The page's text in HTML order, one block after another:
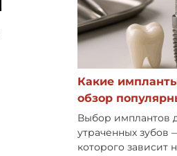
Какие
обзор
Выбор имплантов
утраченных
которого зависит